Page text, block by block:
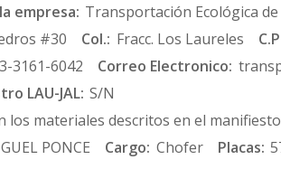
empresa: Transportación Ecológica de
#30 Col.: Fracc. Los Laureles
3161-6042 Correo Electronico:
LAU-JAL: S/N
los materiales descritos en el
PONCE Cargo: Chofer Placas: